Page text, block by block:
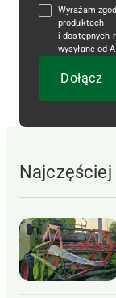
Wyrażam
produktach
i dostępnych
wysyłane od
Najczęściej